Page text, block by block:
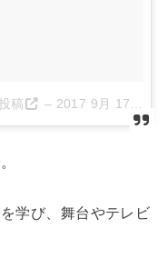
稿 – 2017 9月 17 5:02午後 PDT
学び、舞台やテレビ